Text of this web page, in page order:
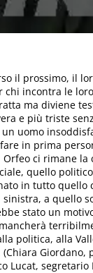
il prossimo, il
chi incontra le
ma diviene
e più triste
uomo
in prima
ci rimane la
quello
in tutto quello
a quello
stato un
politica, alla
Giordano,
Lucat,